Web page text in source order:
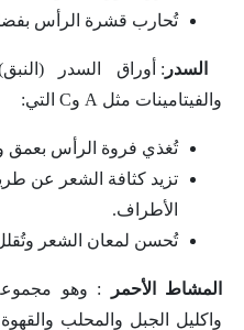
تُحارب قشرة الرأس
السدر : أوراق السدر
والفيتامينات مثل A وC التي:
تُغذي فروة الرأس بعمق
تزيد كثافة الشعر عن
الأطراف.
تُحسن لمعان الشعر
المشاط الأحمر
: وهو
واكليل الجبل والمحلب